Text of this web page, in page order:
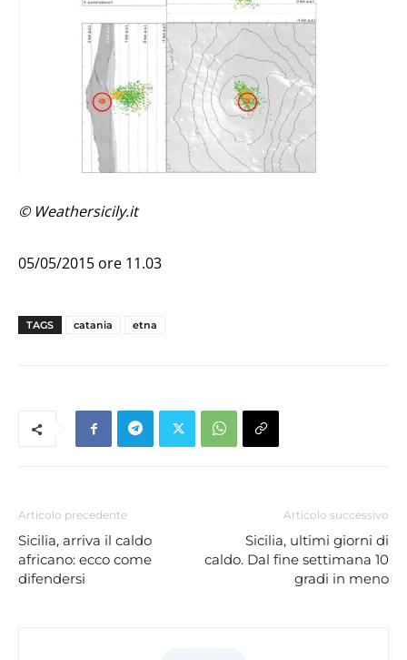
© Weathersicily.it
05/05/2015 ore 11.03
TAGS catania etna
Articolo precedente
Sicilia, arriva il caldo
africano: ecco come
difendersi
Articolo successivo
Sicilia, ultimi giorni di
caldo. Dal fine settimana 10
gradi in meno